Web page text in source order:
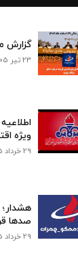
گزارش
23 تیر 1405
ویژه
29 خرداد 1405
صدها
29 خرداد 1405